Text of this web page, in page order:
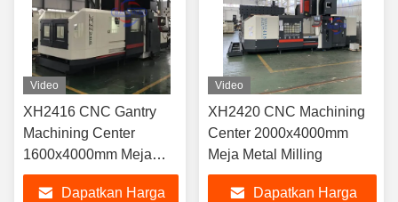
Video
XH2416 CNC Gantry
Machining Center
1600x4000mm Meja
10000kg Beban
Dapatkan Harga
Video
XH2420 CNC Machining
Center 2000x4000mm
Meja Metal Milling
Dapatkan Harga